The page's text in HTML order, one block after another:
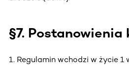
§7. Postanowienia
1. Regulamin wchodzi w życie 1